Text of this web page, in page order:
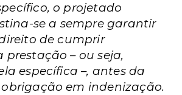
o projetado
se a sempre garantir
de cumprir
– ou seja,
específica –, antes da
em indenização.